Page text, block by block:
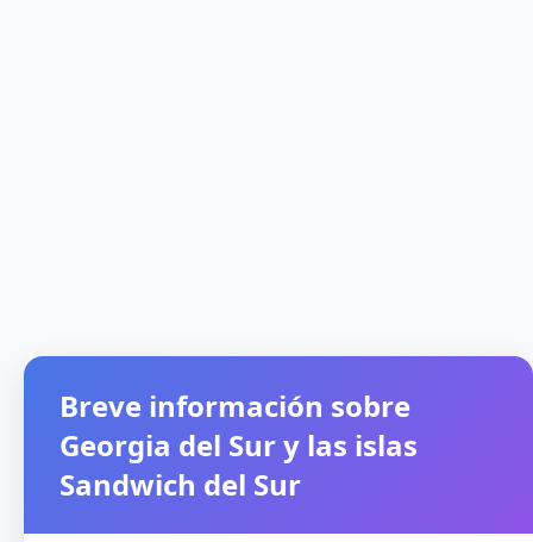
Breve información sobre
Georgia del Sur y las islas
Sandwich del Sur